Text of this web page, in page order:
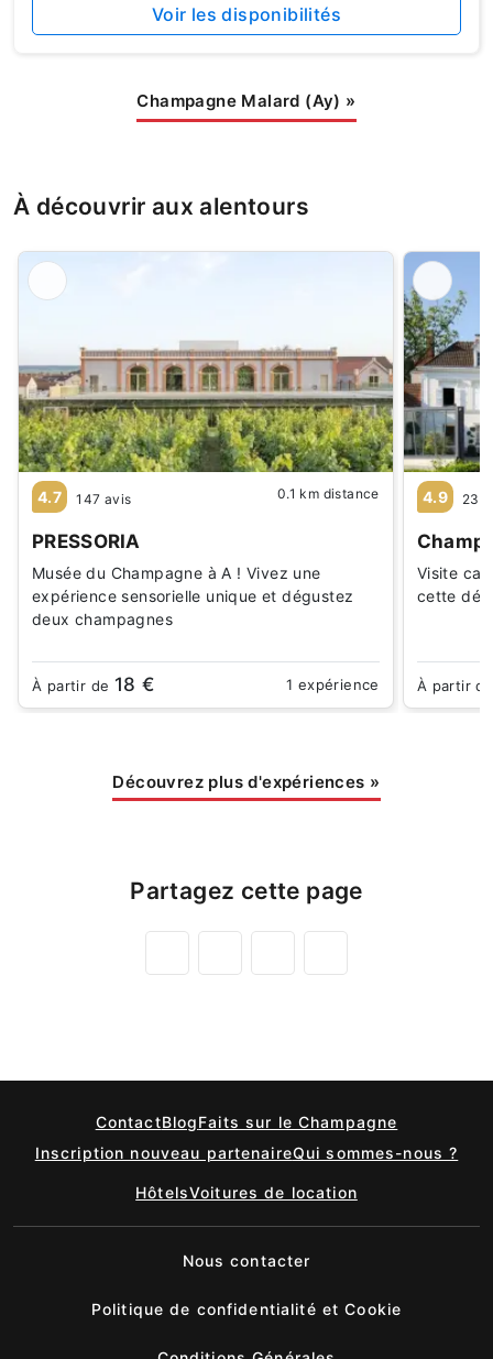
Voir les disponibilités
Champagne Malard (Ay) »
À découvrir aux alentours
4.7 147 avis 0.1 km distance
PRESSORIA
Musée du Champagne à A ! Vivez une
expérience sensorielle unique et dégustez
deux champagnes
À partir de 18 € 1 expérience
4.9 237
Visite
cette
À partir
Découvrez plus d'expériences »
Partagez cette page
ContactBlogFaits sur le Champagne
Inscription nouveau partenaireQui sommes-nous ?
HôtelsVoitures de location
Nous contacter
Politique de confidentialité et Cookie